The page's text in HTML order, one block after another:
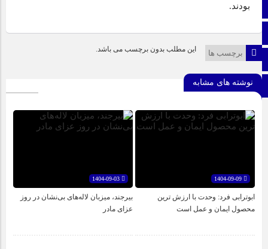
اینستاگرام
اطلاعات سایت
برو بالا
بودند.
برچسب ها این مطلب بدون برچسب می باشد.
نوشته های مشابه
1404-09-09
ابوترابی فرد: وحدت با ارزش ترین
محصول ایمان و عمل است
بیرجند، میزبان لاله‌های بی‌نشان در روز
عزای مادر